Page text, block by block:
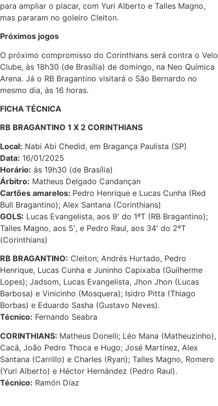
para ampliar o placar, com Yuri Alberto e Talles Magno,
mas pararam no goleiro Cleiton.
Próximos jogos
O próximo compromisso do Corinthians será contra o Velo
Clube, às 18h30 (de Brasília) de domingo, na Neo Química
Arena. Já o RB Bragantino visitará o São Bernardo no
mesmo dia, às 16 horas.
FICHA TÉCNICA
RB BRAGANTINO 1 X 2 CORINTHIANS
Local: Nabi Abi Chedid, em Bragança Paulista (SP)
Data: 16/01/2025
Horário: às 19h30 (de Brasília)
Árbitro: Matheus Delgado Candançan
Cartões amarelos: Pedro Henrique e Lucas Cunha (Red
Bull Bragantino); Alex Santana (Corinthians)
GOLS: Lucas Evangelista, aos 9′ do 1ºT (RB Bragantino);
Talles Magno, aos 5′, e Pedro Raul, aos 34′ do 2ºT
(Corinthians)
RB BRAGANTINO: Cleiton; Andrés Hurtado, Pedro
Henrique, Lucas Cunha e Juninho Capixaba (Guilherme
Lopes); Jadsom, Lucas Evangelista, Jhon Jhon (Lucas
Barbosa) e Vinicinho (Mosquera); Isidro Pitta (Thiago
Borbas) e Eduardo Sasha (Gustavo Neves).
Técnico: Fernando Seabra
CORINTHIANS: Matheus Donelli; Léo Mana (Matheuzinho),
Cacá, João Pedro Thoca e Hugo; José Martínez, Alex
Santana (Carrillo) e Charles (Ryan); Talles Magno, Romero
(Yuri Alberto) e Héctor Hernández (Pedro Raul).
Técnico: Ramón Díaz